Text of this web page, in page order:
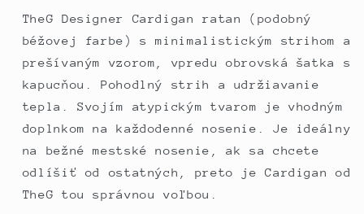
ratan
ratan
TheG Designer Cardigan ratan (podobný
béžovej farbe) s minimalistickým strihom a
prešívaným vzorom, vpredu obrovská šatka s
kapucňou. Pohodlný strih a udržiavanie
tepla.
Svojím atypickým tvarom je vhodným
doplnkom na každodenné nosenie. Je ideálny
na bežné mestské nosenie, ak sa chcete
odlíšiť od ostatných, preto je Cardigan od
TheG tou správnou voľbou.